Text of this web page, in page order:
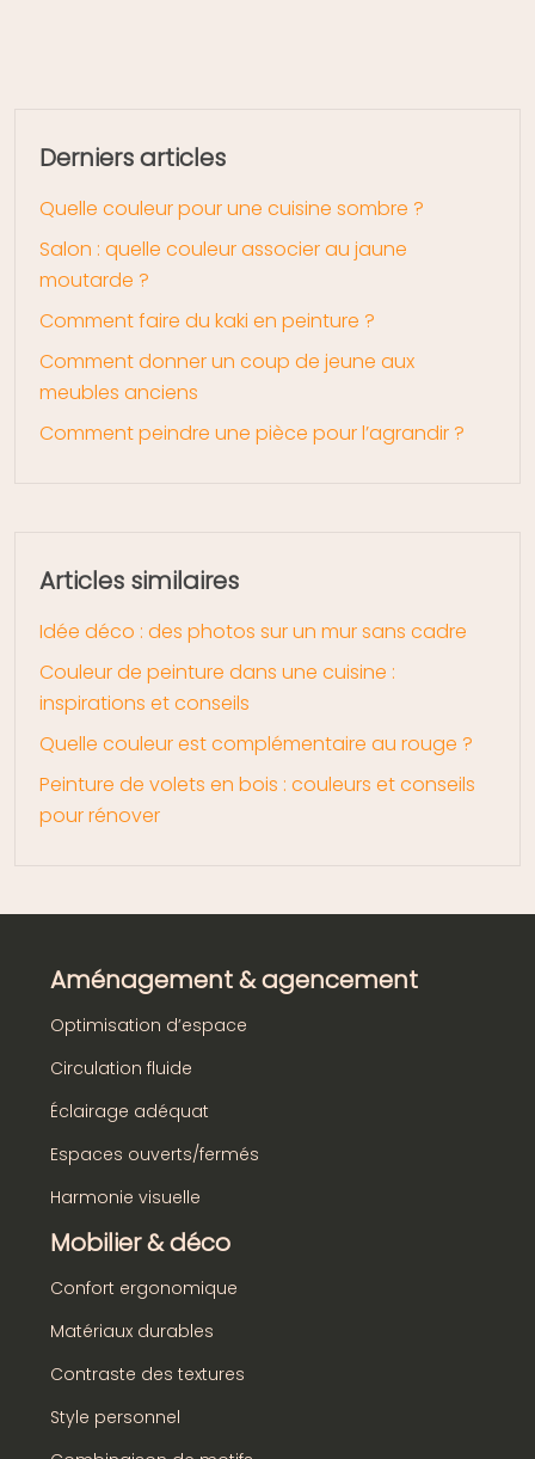
Derniers articles
Quelle couleur pour une cuisine sombre ?
Salon : quelle couleur associer au jaune
moutarde ?
Comment faire du kaki en peinture ?
Comment donner un coup de jeune aux
meubles anciens
Comment peindre une pièce pour l’agrandir ?
Articles similaires
Idée déco : des photos sur un mur sans cadre
Couleur de peinture dans une cuisine :
inspirations et conseils
Quelle couleur est complémentaire au rouge ?
Peinture de volets en bois : couleurs et conseils
pour rénover
Aménagement & agencement
Optimisation d’espace
Circulation fluide
Éclairage adéquat
Espaces ouverts/fermés
Harmonie visuelle
Mobilier & déco
Confort ergonomique
Matériaux durables
Contraste des textures
Style personnel